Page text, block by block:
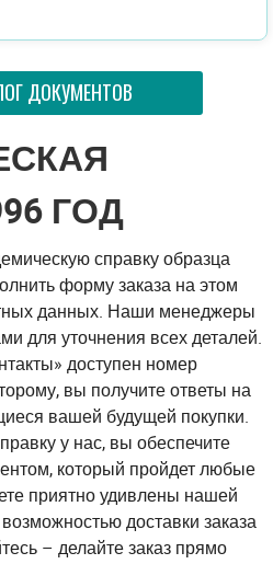
ДОКУМЕНТОВ
ГОД
справку образца
форму заказа на этом
данных. Наши менеджеры
для уточнения всех деталей.
доступен номер
вы получите ответы на
вашей будущей покупки.
у нас, вы обеспечите
который пройдет любые
приятно удивлены нашей
доставки заказа
– делайте заказ прямо